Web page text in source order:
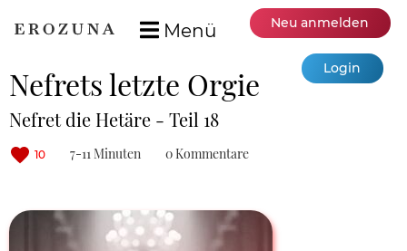
Menü Neu anmelden
Login
Nefrets letzte Orgie
Nefret die Hetäre - Teil 18
10 7-11 Minuten 0 Kommentare